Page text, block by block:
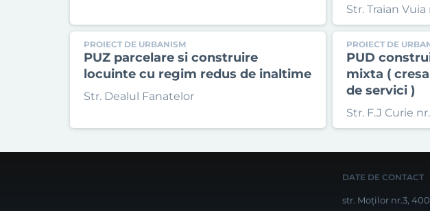
Str. Traian Vuia
PROIECT DE URBANISM
PUZ parcelare si construire
locuinte cu regim redus de inaltime
Str. Dealul Fanatelor
PROIECT DE
PUD
mixta (
de servici )
Str. F.J Curie
DATE DE CONTACT
str. Moților nr.3,